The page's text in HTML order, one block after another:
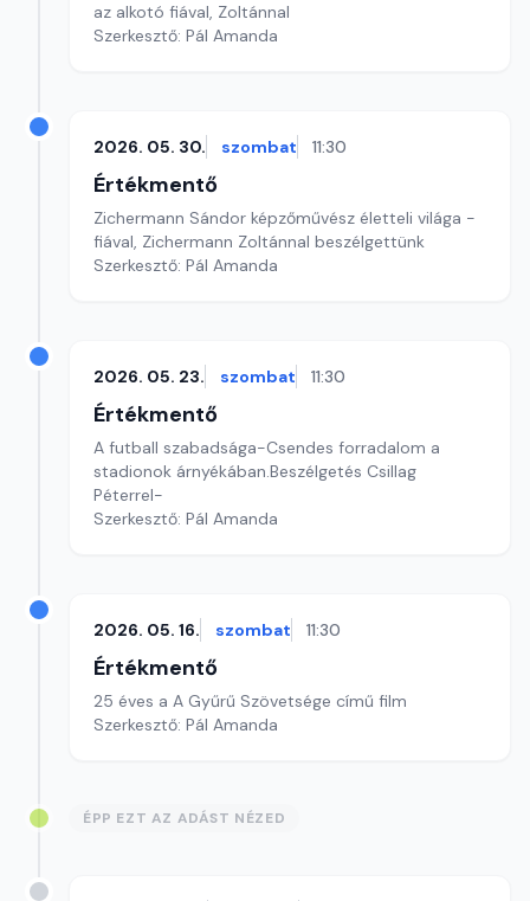
az alkotó fiával, Zoltánnal
Szerkesztő: Pál Amanda
2026. 05. 30. szombat 11:30
Értékmentő
Zichermann Sándor képzőművész életteli világa -
fiával, Zichermann Zoltánnal beszélgettünk
Szerkesztő: Pál Amanda
2026. 05. 23. szombat 11:30
Értékmentő
A futball szabadsága-Csendes forradalom a
stadionok árnyékában.Beszélgetés Csillag
Péterrel-
Szerkesztő: Pál Amanda
2026. 05. 16. szombat 11:30
Értékmentő
25 éves a A Gyűrű Szövetsége című film
Szerkesztő: Pál Amanda
ÉPP EZT AZ ADÁST NÉZED